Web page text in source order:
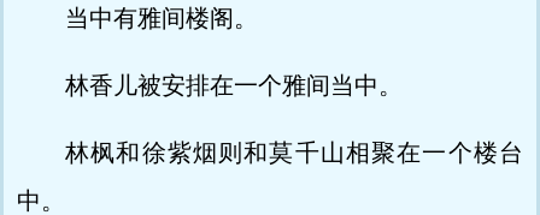
当中有雅间楼阁。
林香儿被安排在一个雅间当中。
林枫和徐紫烟则和莫千山相聚在一个楼台
中。